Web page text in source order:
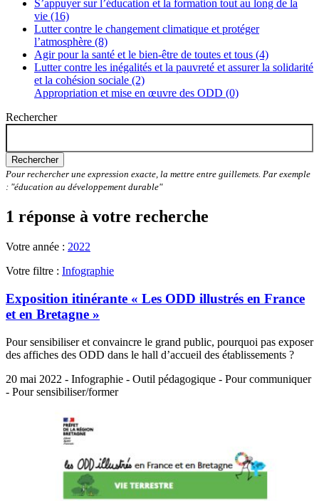
S’appuyer sur l’éducation et la formation tout au long de la
vie (16)
Lutter contre le changement climatique et protéger
l’atmosphère (8)
Agir pour la santé et le bien-être de toutes et tous (4)
Lutter contre les inégalités et la pauvreté et assurer la solidarité
et la cohésion sociale (2)
Appropriation et mise en œuvre des ODD (0)
Rechercher
Rechercher
Pour rechercher une expression exacte, la mettre entre guillemets. Par exemple
: "éducation au développement durable"
1 réponse à votre recherche
Votre année : 2022
Votre filtre : Infographie
Exposition itinérante « Les ODD illustrés en France
et en Bretagne »
Pour sensibiliser et convaincre le grand public, pourquoi pas exposer
des affiches des ODD dans le hall d’accueil des établissements ?
20 mai 2022 - Infographie - Outil pédagogique - Pour communiquer
- Pour sensibiliser/former